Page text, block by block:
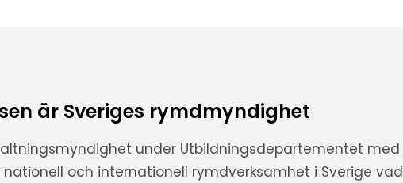
är Sveriges rymdmyndighet
under Utbildningsdepartementet med
och internationell rymdverksamhet i Sverige vad